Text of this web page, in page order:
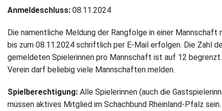
Kontakt
Impressum
Datenschutz
Anmeldeschluss: 08.11.2024
Die namentliche Meldung der Rangfolge in einer Mannschaft
bis zum 08.11.2024 schriftlich per E-Mail erfolgen. Die Zahl
gemeldeten Spielerinnen pro Mannschaft ist auf 12
Verein darf beliebig viele Mannschaften melden.
Spielberechtigung: Alle Spielerinnen (auch die
müssen aktives Mitglied im Schachbund Rheinland-Pfalz sein.